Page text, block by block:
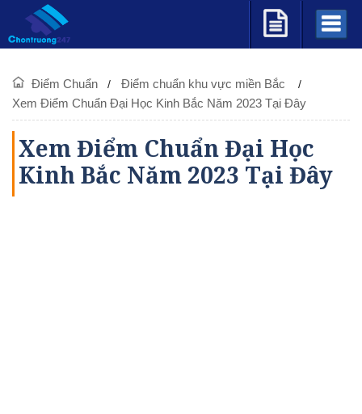
Điểm Chuẩn
Điểm chuẩn khu vực miền Bắc
Xem Điểm Chuẩn Đại Học Kinh Bắc Năm 2023 Tại Đây
Xem Điểm Chuẩn Đại Học
Kinh Bắc Năm 2023 Tại Đây